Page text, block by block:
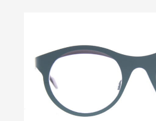
Bekijk deze bril